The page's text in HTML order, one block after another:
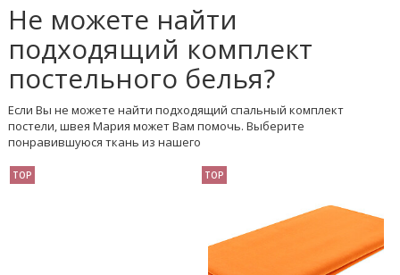
Не можете найти
подходящий комплект
постельного белья?
Если Вы не можете найти подходящий спальный комплект
постели, швея Мария может Вам помочь. Выберите
понравившуюся ткань из нашего
TOP TOP